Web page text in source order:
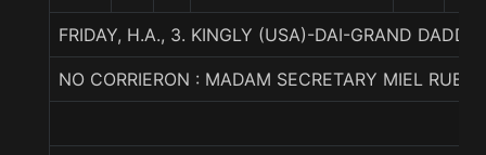
FRIDAY, H.A., 3. KINGLY (USA)-DAI-GRAND DADDY
NO CORRIERON : MADAM SECRETARY MIEL